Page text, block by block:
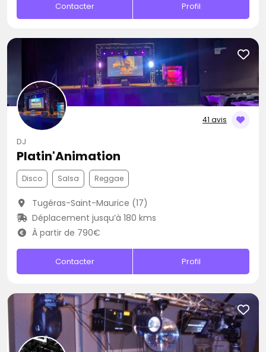
Contacter Profil
41 avis
DJ
Platin'Animation
Disco Salsa Reggae
Tugéras-Saint-Maurice (17)
Déplacement jusqu’à 180 kms
À partir de 790€
Contacter Profil